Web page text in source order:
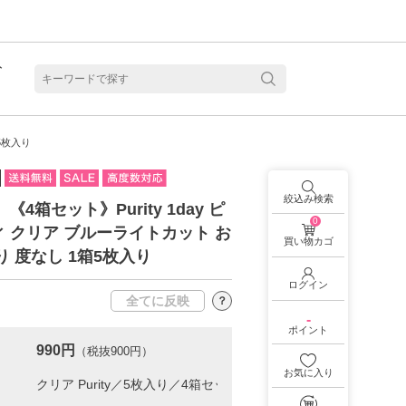
入り
《4箱セット》Purity 1day ピ
クリア ブルーライトカット お
度なし 1箱5枚入り
全てに反映 ？
990円 （税抜900円）
絞込み検索
0
買い物カゴ
ログイン
-
ポイント
お気に入り
乱視用カラコン 1day商品一覧を見る
コン・サークルレンズ 2week商品一覧を見る
コン・サークルレンズ 1month商品一覧を見る
乱視用カラコン 1day商品一覧を見る
リアコンタクトレンズ 2week 商品一覧を見る
乱視用カラコン 1day商品一覧を見る
乱視用カラコン 1month商品一覧を見る